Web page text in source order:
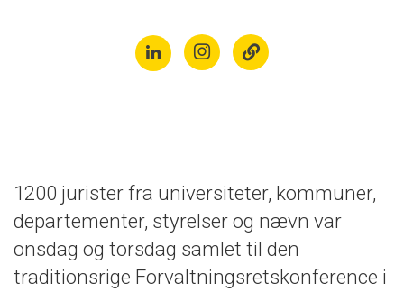
1200 jurister fra universiteter, kommuner,
departementer, styrelser og nævn var
onsdag og torsdag samlet til den
traditionsrige Forvaltningsretskonference i